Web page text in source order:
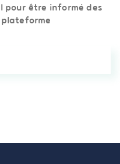
pour être informé des